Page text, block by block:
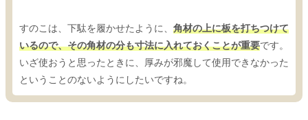
すのこは、下駄を履かせたように、 角材の上に板を打ちつけて
いるので、その角材の分も寸法に入れておくことが重要です。
いざ使おうと思ったときに、厚みが邪魔して使用できなかった
ということのないようにしたいですね。